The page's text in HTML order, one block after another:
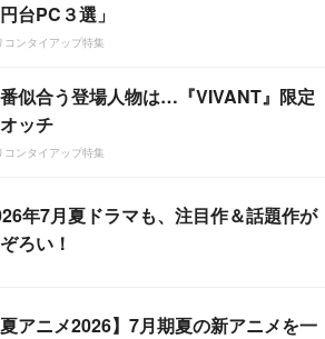
台PC３選」
コンタイアップ特集
似合う登場人物は…『VIVANT』限定
ッチ
コンタイアップ特集
年7月夏ドラマも、注目作＆話題作が
ろい！
夏アニメ2026】7月期夏の新アニメを一